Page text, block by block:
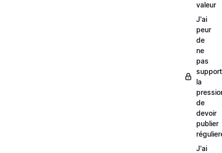
valeur
J'ai
peur
de
ne
pas
la
de
devoir
publier
J'ai